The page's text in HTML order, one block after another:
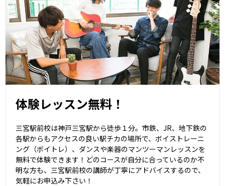
体験レッスン無料！
三宮駅前校は神戸三宮駅から徒歩１分。市鉄、JR、地下鉄の
各駅からもアクセスの良い駅チカの場所で、ボイストレーニ
ング（ボイトレ）、ダンスや楽器のマンツーマンレッスンを
無料で体験できます！どのコースが自分に合っているのか不
明な方も、三宮駅前校の講師が丁寧にアドバイスするので、
気軽にお申込み下さい！